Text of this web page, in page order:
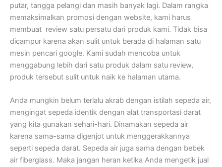
putar, tangga pelangi dan masih banyak lagi. Dalam rangka
memaksimalkan promosi dengan website, kami harus
membuat review satu persatu dari produk kami. Tidak bisa
dicampur karena akan sulit untuk berada di halaman satu
mesin pencari google. Kami sudah mencoba untuk
menggabung lebih dari satu produk dalam satu review,
produk tersebut sulit untuk naik ke halaman utama.
Anda mungkin belum terlalu akrab dengan istilah sepeda air,
mengingat sepeda identik dengan alat transportasi darat
yang kita gunakan sehari-hari. Dinamakan sepeda air
karena sama-sama digenjot untuk menggerakkannya
seperti sepeda darat. Sepeda air juga sama dengan bebek
air fiberglass. Maka jangan heran ketika Anda mengetik jual